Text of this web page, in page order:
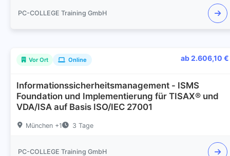
PC-COLLEGE Training GmbH
Vor Ort Online ab 2.606,10 €
Informationssicherheitsmanagement - ISMS
Foundation und Implementierung für TISAX® und
VDA/ISA auf Basis ISO/IEC 27001
München +1 3 Tage
PC-COLLEGE Training GmbH